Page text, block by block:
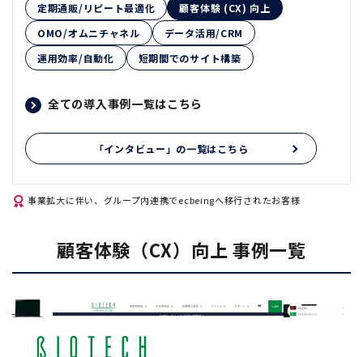
定期通販/リピート最適化
顧客体験 (CX) 向上
OMO/オムニチャネル
データ活用/CRM
運用効率/自動化
短期間でのサイト構築
全ての導入事例一覧はこちら
「インタビュー」の一覧はこちら
事業拡大に伴い、グループ内連携でecbeingへ移行されたお客様
顧客体験（CX）向上 事例一覧